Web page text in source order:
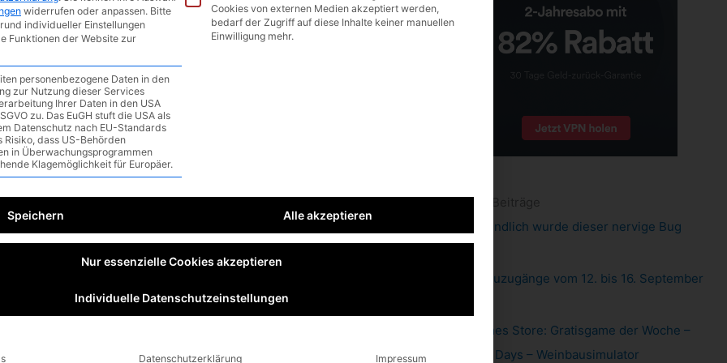
Gameplay Trailer
Sunsfür PC (Steam und Epic Games Store),
S/X.
taktisches, rundenbasiertes Rollenspiel im Marvel-
Team von maximal drei Helden gespielt,
von Spielkarten vor der Partie zugeteilt werden. In
Minuten Gameplay von Spiderman zu sehen.
Pixel 6: endlich wurde dieser nervige Bug
Xbox: Neuzugänge vom 12. bis 16. September
Epic Games Store: Gratisgame der Woche –
Hundred Days – Weinbausimulator
widerrufen oder anpassen. Bitte
individueller Einstellungen
Funktionen der Website zur
personenbezogene Daten in den
zur Nutzung dieser Services
Ihrer Daten in den USA
zu. Das EuGH stuft die USA als
Datenschutz nach EU-Standards
Risiko, dass US-Behörden
in Überwachungsprogrammen
Klagemöglichkeit für Europäer.
Cookies von externen Medien akzeptiert werden,
bedarf der Zugriff auf diese Inhalte keiner manuellen
Einwilligung mehr.
Speichern Alle akzeptieren
Nur essenzielle Cookies akzeptieren
Individuelle Datenschutzeinstellungen
Datenschutzerklärung Impressum